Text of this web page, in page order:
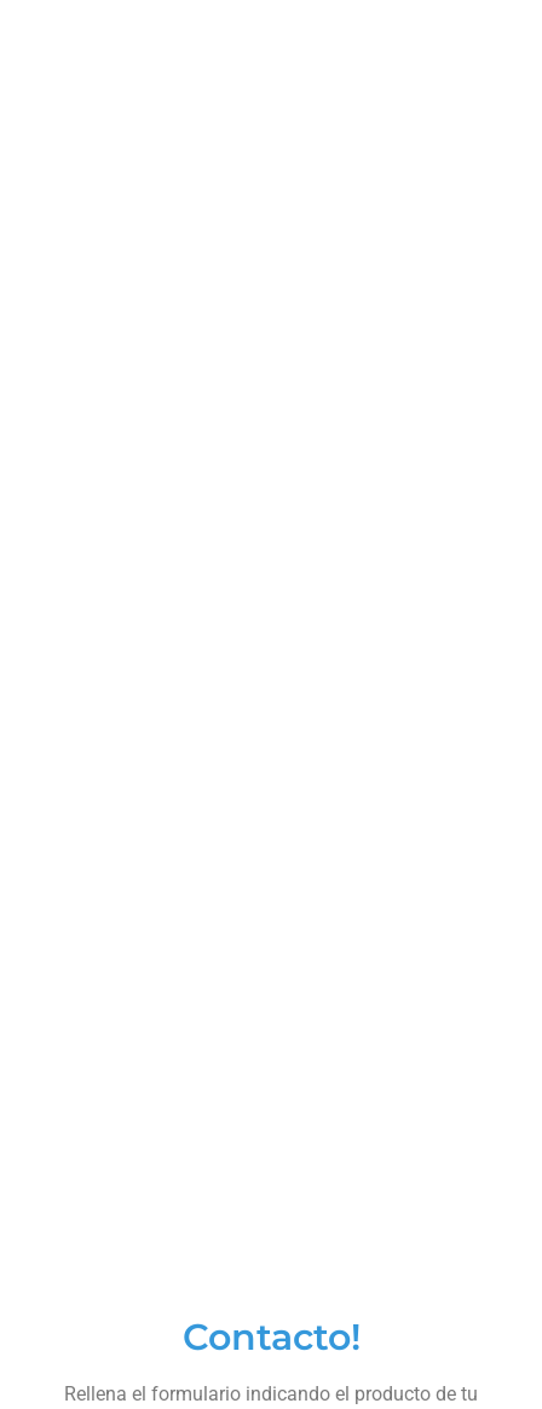
Contacto!
Rellena el formulario indicando el producto de tu